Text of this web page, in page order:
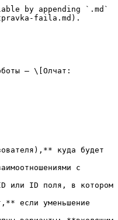
by appending `.md`
faila.md).
‒ \[Олчат:
куда будет
с
или ID поля, в котором
если уменьшение